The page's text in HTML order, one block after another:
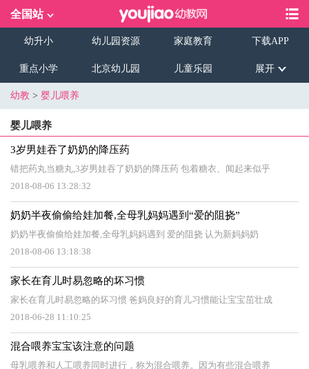
全国站
幼升小 幼儿园资源 家庭教育 下载APP
重点小学 北京幼儿园 儿童乐园 展开
幼教 > 婴儿喂养
婴儿喂养
3岁男娃吞了奶奶的降压药
错把药丸当糖丸,3岁男娃吞了奶奶的降压药 包着糖衣、闻起来似乎
2018-08-06 13:28:32
奶奶半夜偷偷给娃加餐,全母乳妈妈遇到“爱的阻挠”
奶奶半夜偷偷给娃加餐,全母乳妈妈遇到 爱的阻挠 认为新妈妈奶
2018-08-06 13:18:38
家长在育儿时易忽略的坏习惯
家长在育儿时易忽略的坏习惯 爸妈良好的育儿习惯能让宝宝茁壮成
2018-06-28 11:10:25
混合喂养宝宝该注意的问题
母乳喂养和人工喂养同时进行，称为混合喂养。因为有些混合喂养